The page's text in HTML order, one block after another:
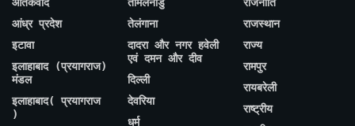
आंध्र प्रदेश
इटावा
इलाहाबाद (प्रयागराज)
मंडल
इलाहाबाद( प्रयागराज
)
तेलंगाना
दादरा और नगर हवेली
एवं दमन और दीव
दिल्ली
देवरिया
धर्म
राजस्थान
राज्य
रामपुर
रायबरेली
राष्ट्रीय